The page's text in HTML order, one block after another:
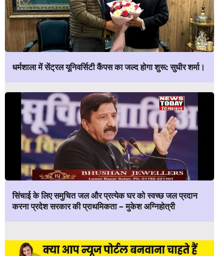
धर्मशाला में सेंट्रल यूनिवर्सिटी कैंपस का जल्द होगा शुरू: सुधीर शर्मा।
सिंचाई के लिए समुचित जल और प्रत्येक घर को स्वच्छ जल प्रदान
करना प्रदेश सरकार की प्राथमिकता – मुकेश अग्निहोत्री